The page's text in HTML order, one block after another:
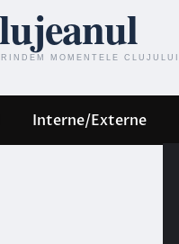
Interne/Externe